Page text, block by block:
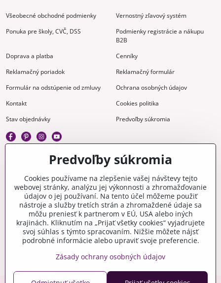
Všeobecné obchodné podmienky
Vernostný zľavový systém
Ponuka pre školy, CVČ, DSS
Podmienky registrácie a nákupu
B2B
Doprava a platba
Cenníky
Reklamačný poriadok
Reklamačný formulár
Formulár na odstúpenie od zmluvy
Ochrana osobných údajov
Kontakt
Cookies politika
Stav objednávky
Predvoľby súkromia
Gravírovanie
Materiály na stiahnutie
Videonávody
Blog
Kreatívna poradňa
Predvoľby súkromia
Cookies používame na zlepšenie vašej návštevy tejto
webovej stránky, analýzu jej výkonnosti a zhromažďovanie
údajov o jej používaní. Na tento účel môžeme použiť
nástroje a služby tretích strán a zhromaždené údaje sa
môžu preniesť k partnerom v EÚ, USA alebo iných
krajinách. Kliknutím na „Prijať všetky cookies“ vyjadrujete
svoj súhlas s týmto spracovaním. Nižšie môžete nájsť
podrobné informácie alebo upraviť svoje preferencie.
Zásady ochrany osobných údajov